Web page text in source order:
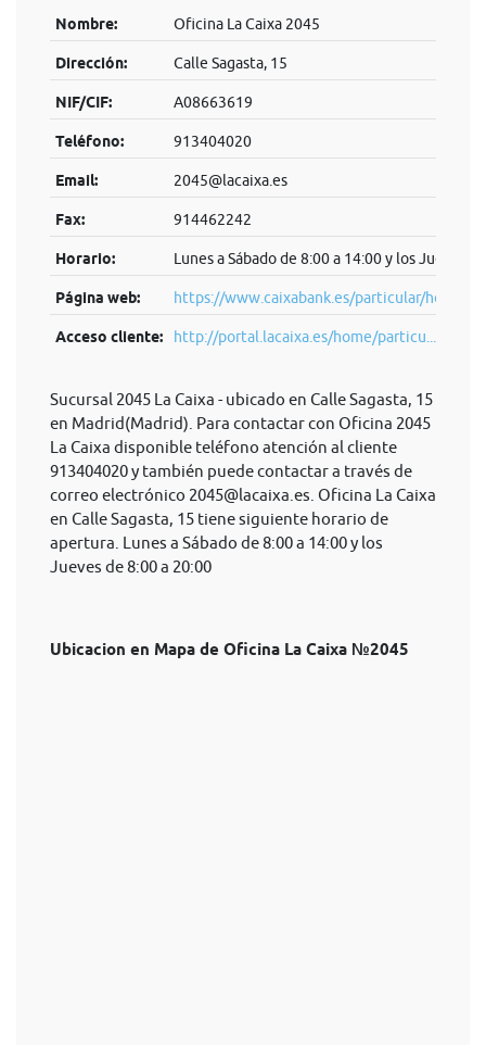
Nombre: Oficina La Caixa 2045
Dirección: Calle Sagasta, 15
NIF/CIF: A08663619
Teléfono: 913404020
Email: 2045@lacaixa.es
Fax: 914462242
Horario: Lunes a Sábado de 8:00 a 14:00 y los Jueves
Página web: https://www.caixabank.es/particular/home/
Acceso cliente: http://portal.lacaixa.es/home/particu...
Sucursal 2045 La Caixa - ubicado en Calle Sagasta, 15
en Madrid(Madrid). Para contactar con Oficina 2045
La Caixa disponible teléfono atención al cliente
913404020 y también puede contactar a través de
correo electrónico 2045@lacaixa.es . Oficina La Caixa
en Calle Sagasta, 15 tiene siguiente horario de
apertura. Lunes a Sábado de 8:00 a 14:00 y los
Jueves de 8:00 a 20:00
Ubicacion en Mapa de Oficina La Caixa №2045